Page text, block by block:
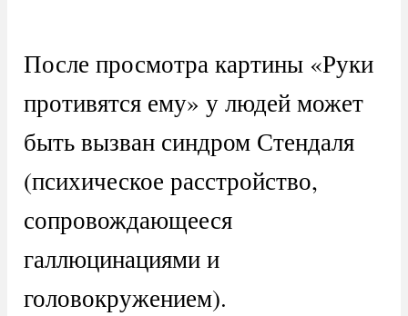
После просмотра картины «Руки
противятся ему» у людей может
быть вызван синдром Стендаля
(психическое расстройство,
сопровождающееся
галлюцинациями и
головокружением).